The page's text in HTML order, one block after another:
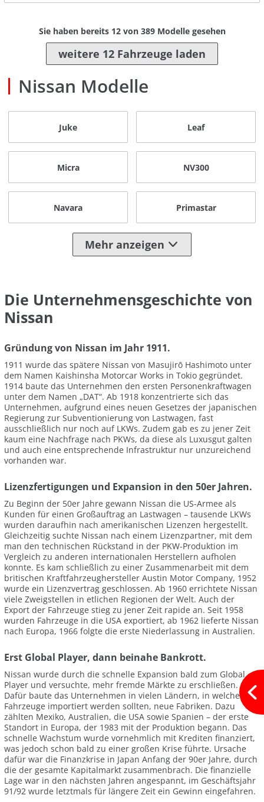
Sie haben bereits 12von 389Modelle gesehen
weitere 12 Fahrzeuge laden
Nissan Modelle
Juke Leaf
Micra NV300
Navara Primastar
Mehr anzeigen
Die Unternehmensgeschichte von
Nissan
Gründung von Nissan im Jahr 1911.
1911 wurde das spätere Nissan von Masujirō Hashimoto unter
dem Namen Kaishinsha Motorcar Works in Tokio gegründet.
1914 baute das Unternehmen den ersten Personenkraftwagen
unter dem Namen „DAT“. Ab 1918 konzentrierte sich das
Unternehmen, aufgrund eines neuen Gesetzes der japanischen
Regierung zur Subventionierung von Lastwagen, fast
ausschließlich nur noch auf LKWs. Zudem gab es zu jener Zeit
kaum eine Nachfrage nach PKWs, da diese als Luxusgut galten
und auch eine entsprechende Infrastruktur nur unzureichend
vorhanden war.
Lizenzfertigungen und Expansion in den 50er Jahren.
Zu Beginn der 50er Jahre gewann Nissan die US-Armee als
Kunden für einen Großauftrag an Lastwagen – tausende LKWs
wurden daraufhin nach amerikanischen Lizenzen hergestellt.
Gleichzeitig suchte Nissan nach einem Lizenzpartner, mit dem
man den technischen Rückstand in der PKW-Produktion im
Vergleich zu anderen internationalen Herstellern aufholen
konnte. Es kam schließlich zu einer Zusammenarbeit mit dem
britischen Kraftfahrzeughersteller Austin Motor Company, 1952
wurde ein Lizenzvertrag geschlossen. Ab 1960 errichtete Nissan
viele Zweigstellen in etlichen Regionen der Welt. Auch der
Export der Fahrzeuge stieg zu jener Zeit rapide an. Seit 1958
wurden Fahrzeuge in die USA exportiert, ab 1962 lieferte Nissan
nach Europa, 1966 folgte die erste Niederlassung in Australien.
Erst Global Player, dann beinahe Bankrott.
Nissan wurde durch die schnelle Expansion bald zum Global
Player und versuchte, mehr fremde Märkte zu erschließen.
Dafür baute das Unternehmen in vielen Ländern, in welche
Fahrzeuge importiert werden sollten, neue Fabriken. Dazu
zählten Mexiko, Australien, die USA sowie Spanien – der erste
Standort in Europa, der 1983 mit der Produktion begann. Das
schnelle Wachstum wurde vornehmlich mit Krediten finanziert,
was jedoch schon bald zu einer großen Krise führte. Ursache
dafür war die Finanzkrise in Japan Anfang der 90er Jahre, durch
die der gesamte Kapitalmarkt zusammenbrach. Die finanzielle
Lage war in den nächsten Jahren angespannt, im Geschäftsjahr
91/92 wurde letztmals für längere Zeit ein Gewinn eingefahren.